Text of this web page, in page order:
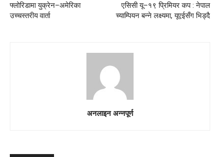
फ्लोरिडामा युक्रेन–अमेरिका
उच्चस्तरीय वार्ता
एसिसी यू–१९ प्रिमियर कप : नेपाल
च्याम्पियन बन्ने लक्ष्यमा, यूएईसँग भिड्दै
अनलाइन अन्नपूर्ण